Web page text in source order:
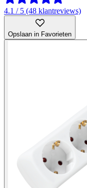
4.1 / 5 (48 klantreviews)
Opslaan in Favorieten